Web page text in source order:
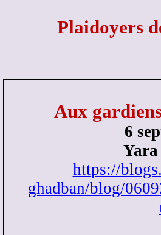
Plaidoyers
Aux
6
https://
ghadban/blog/